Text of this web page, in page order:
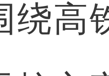
绕高